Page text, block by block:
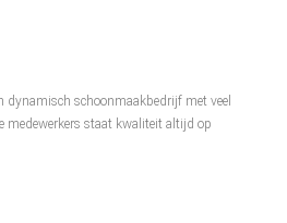
dynamisch schoonmaakbedrijf met veel
medewerkers staat kwaliteit altijd op